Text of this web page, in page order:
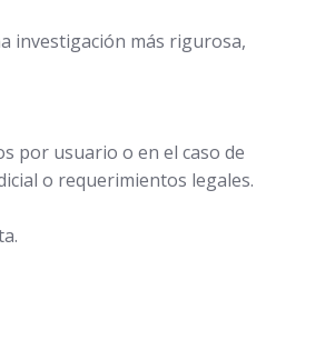
investigación más rigurosa,
por usuario o en el caso de
o requerimientos legales.